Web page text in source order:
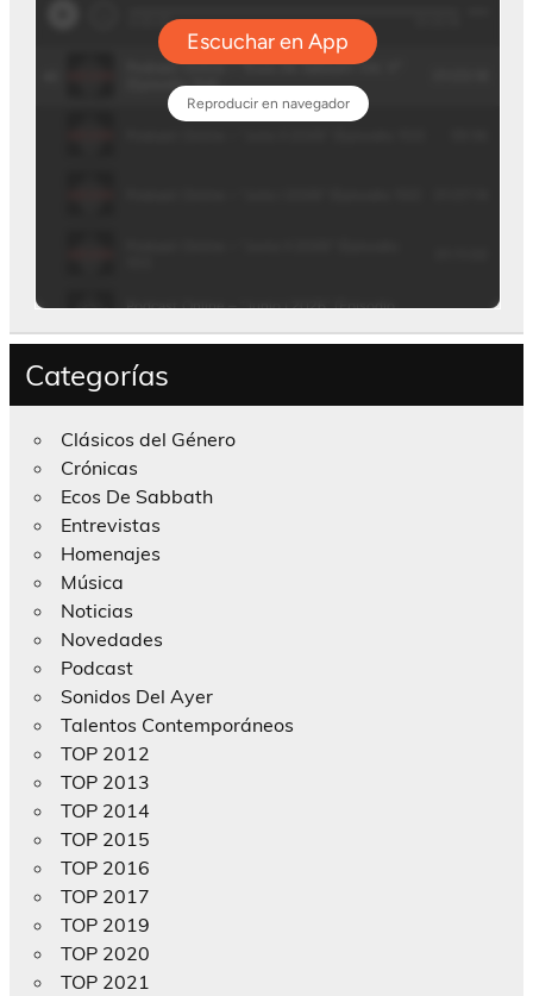
Categorías
Clásicos del Género
Crónicas
Ecos De Sabbath
Entrevistas
Homenajes
Música
Noticias
Novedades
Podcast
Sonidos Del Ayer
Talentos Contemporáneos
TOP 2012
TOP 2013
TOP 2014
TOP 2015
TOP 2016
TOP 2017
TOP 2019
TOP 2020
TOP 2021